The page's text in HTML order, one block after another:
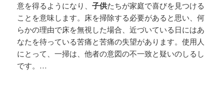
意を得るようになり、子供たちが家庭で喜びを見つける
ことを意味します。床を掃除する必要があると思い、何
らかの理由で床を無視した場合、近づいている日にはあ
なたを待っている苦痛と苦痛の失望があります。使用人
にとって、一掃は、他者の意図の不一致と疑いのしるし
です。…